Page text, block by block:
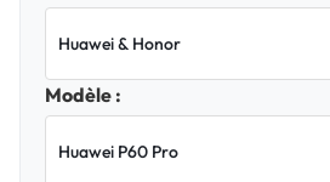
Modèle :